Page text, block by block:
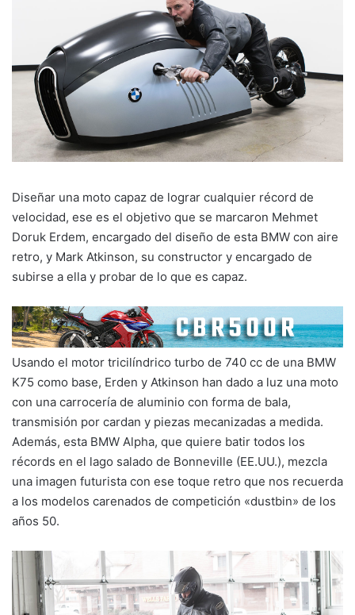
Diseñar una moto capaz de lograr cualquier récord de
velocidad, ese es el objetivo que se marcaron Mehmet
Doruk Erdem, encargado del diseño de esta BMW con aire
retro, y Mark Atkinson, su constructor y encargado de
subirse a ella y probar de lo que es capaz.
Usando el motor tricilíndrico turbo de 740 cc de una BMW
K75 como base, Erden y Atkinson han dado a luz una moto
con una carrocería de aluminio con forma de bala,
transmisión por cardan y piezas mecanizadas a medida.
Además, esta BMW Alpha, que quiere batir todos los
récords en el lago salado de Bonneville (EE.UU.), mezcla
una imagen futurista con ese toque retro que nos recuerda
a los modelos carenados de competición «dustbin» de los
años 50.